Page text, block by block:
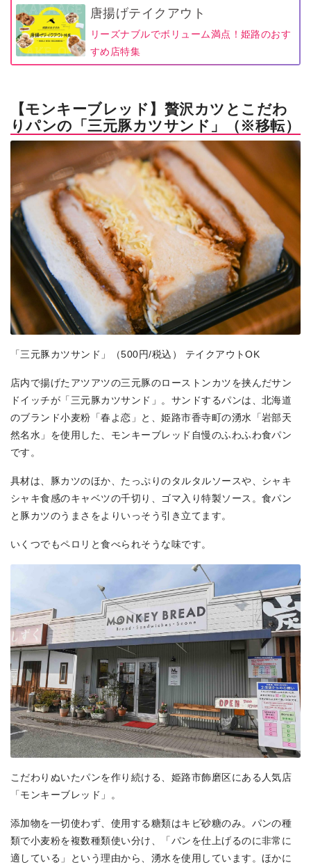
唐揚げテイクアウト
リーズナブルでボリューム満点！姫路のおす
すめ店特集
【モンキーブレッド】贅沢カツとこだわ
りパンの「三元豚カツサンド」（※移転）
「三元豚カツサンド」（500円/税込） テイクアウトOK
店内で揚げたアツアツの三元豚のローストンカツを挟んだサン
ドイッチが「三元豚カツサンド」。サンドするパンは、北海道
のブランド小麦粉「春よ恋」と、姫路市香寺町の湧水「岩部天
然名水」を使用した、モンキーブレッド自慢のふわふわ食パン
です。
具材は、豚カツのほか、たっぷりのタルタルソースや、シャキ
シャキ食感のキャベツの千切り、ゴマ入り特製ソース。食パン
と豚カツのうまさをよりいっそう引き立てます。
いくつでもペロリと食べられそうな味です。
こだわりぬいたパンを作り続ける、姫路市飾磨区にある人気店
「モンキーブレッド」。
添加物を一切使わず、使用する糖類はキビ砂糖のみ。パンの種
類で小麦粉を複数種類使い分け、「パンを仕上げるのに非常に
適している」という理由から、湧水を使用しています。ほかに